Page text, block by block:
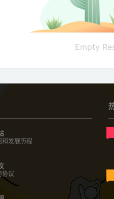
Empty
和发展历程
协议